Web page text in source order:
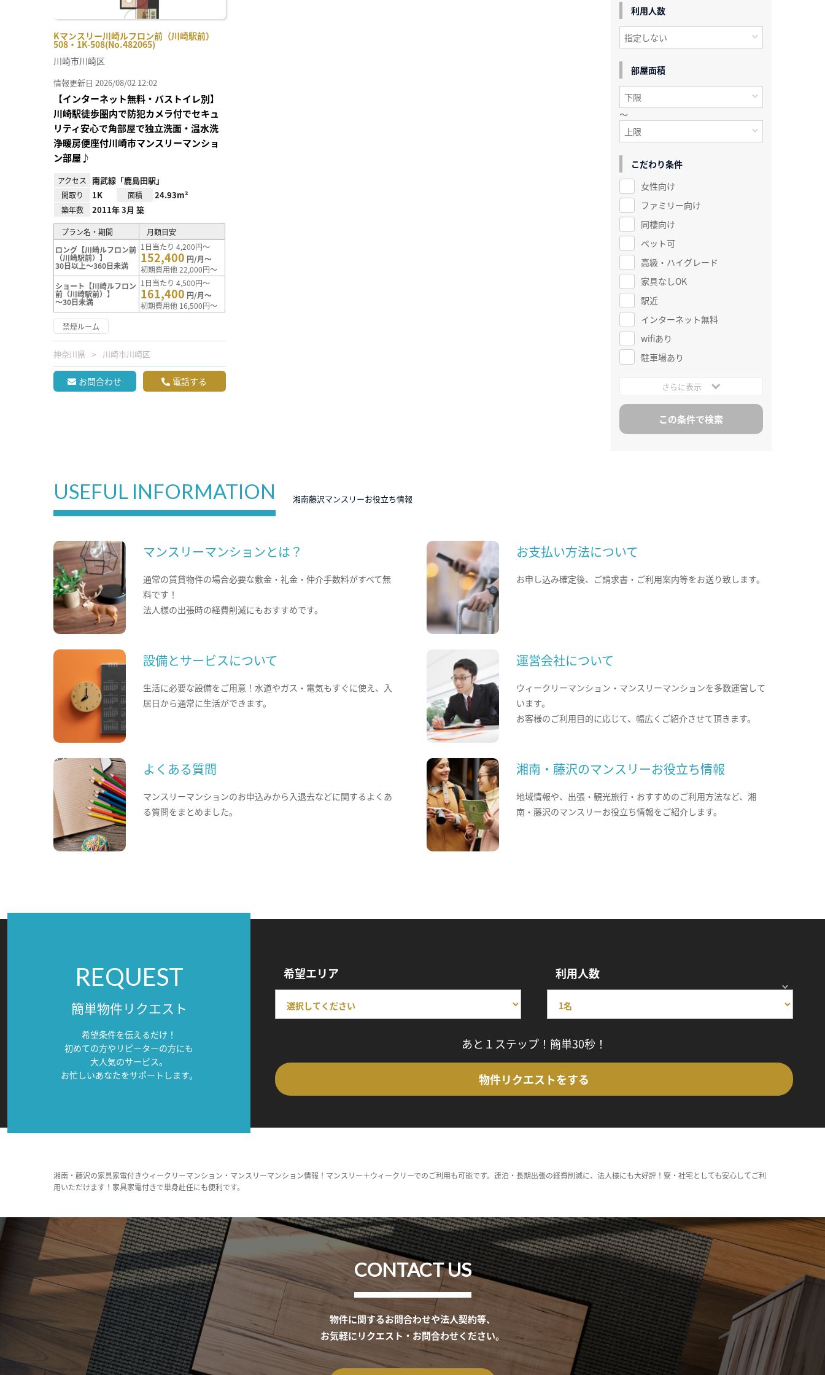
Kマンスリー川崎ルフロン前（川崎駅前）
508・1K-508(No.482065)
川崎市川崎区
情報更新日 2026/08/02 12:02
【インターネット無料・バストイレ別】
川崎駅徒歩圏内で防犯カメラ付でセキュ
リティ安心で角部屋で独立洗面・温水洗
浄暖房便座付川崎市マンスリーマンショ
ン部屋♪
アクセス 南武線「鹿島田駅」
間取り 1K 面積 24.93m²
築年数 2011年 3月 築
プラン名・期間
月額目安
ロング【川崎ルフロン前
（川崎駅前）】
30日以上～360日未満
1日当たり 4,200円～
152,400 円/月～
初期費用他 22,000円～
ショート【川崎ルフロン
前（川崎駅前）】
～30日未満
1日当たり 4,500円～
161,400 円/月～
初期費用他 16,500円～
禁煙ルーム
神奈川県 川崎市川崎区
お問合わせ 電話する
利用人数
部屋面積
～
こだわり条件
女性向け
ファミリー向け
同棲向け
ペット可
高級・ハイグレード
家具なしOK
駅近
インターネット無料
wifiあり
駐車場あり
さらに表示
USEFUL INFORMATION 湘南藤沢マンスリーお役立ち情報
マンスリーマンションとは？
通常の賃貸物件の場合必要な敷金・礼金・仲介手数料がすべて無
料です！
法人様の出張時の経費削減にもおすすめです。
お支払い方法について
お申し込み確定後、ご請求書・ご利用案内等をお送り致します。
設備とサービスについて
生活に必要な設備をご用意！水道やガス・電気もすぐに使え、入
居日から通常に生活ができます。
運営会社について
ウィークリーマンション・マンスリーマンションを多数運営して
います。
お客様のご利用目的に応じて、幅広くご紹介させて頂きます。
よくある質問
マンスリーマンションのお申込みから入退去などに関するよくあ
る質問をまとめました。
湘南・藤沢のマンスリーお役立ち情報
地域情報や、出張・観光旅行・おすすめのご利用方法など、湘
南・藤沢のマンスリーお役立ち情報をご紹介します。
REQUEST
簡単物件リクエスト
希望条件を伝えるだけ！
初めての方やリピーターの方にも
大人気のサービス。
お忙しいあなたをサポートします。
希望エリア 利用人数
あと１ステップ！簡単30秒！
物件リクエストをする
湘南・藤沢の家具家電付きウィークリーマンション・マンスリーマンション情報！マンスリー＋ウィークリーでのご利用も可能です。連泊・長期出張の経費削減に、法人様にも大好評！寮・社宅としても安心してご利
用いただけます！家具家電付きで単身赴任にも便利です。
CONTACT US
物件に関するお問合わせや法人契約等、
お気軽にリクエスト・お問合わせください。